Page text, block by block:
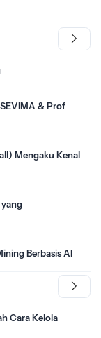
& Prof
Mengaku Kenal
Berbasis AI
Cara Kelola